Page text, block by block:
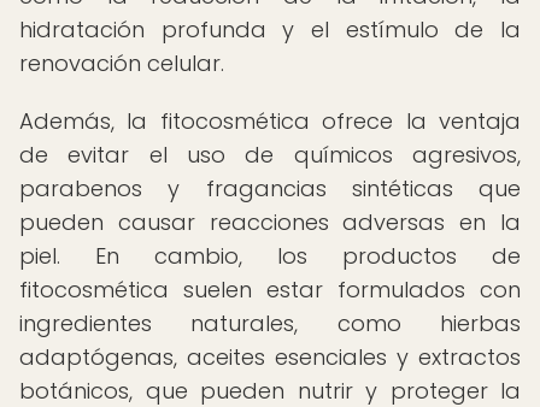
hidratación profunda y el estímulo de la
renovación celular.
Además, la fitocosmética ofrece la ventaja
de evitar el uso de químicos agresivos,
parabenos y fragancias sintéticas que
pueden causar reacciones adversas en la
piel. En cambio, los productos de
fitocosmética suelen estar formulados con
ingredientes naturales, como hierbas
adaptógenas, aceites esenciales y extractos
botánicos, que pueden nutrir y proteger la